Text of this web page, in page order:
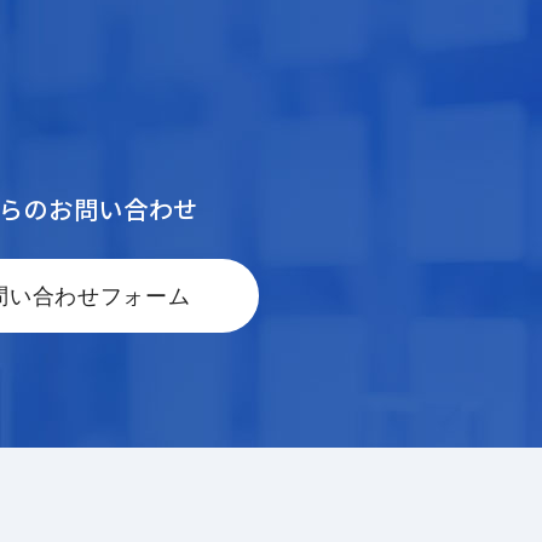
のお問い合わせ
い合わせフォーム